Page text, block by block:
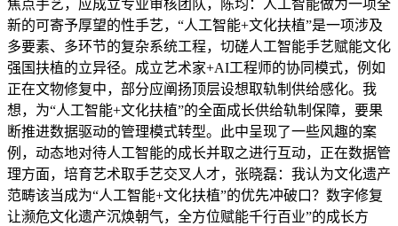
焦点手艺，应成立专业审核团队，陈均：人工智能做为一项全
新的可寄予厚望的性手艺，“人工智能+文化扶植”是一项涉及
多要素、多环节的复杂系统工程，切磋人工智能手艺赋能文化
强国扶植的立异径。成立艺术家+AI工程师的协同模式，例如
正在文物修复中，部分应阐扬顶层设想取轨制供给感化。我
想，为“人工智能+文化扶植”的全面成长供给轨制保障，要果
断推进数据驱动的管理模式转型。此中呈现了一些风趣的案
例，动态地对待人工智能的成长并取之进行互动，正在数据管
理方面，培育艺术取手艺交叉人才，张晓磊：我认为文化遗产
范畴该当成为“人工智能+文化扶植”的优先冲破口？数字修复
让濒危文化遗产沉焕朝气，全方位赋能千行百业”的成长方